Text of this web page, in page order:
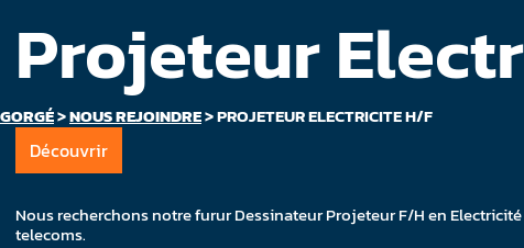
GORGÉ>NOUS REJOINDRE>PROJETEUR ELECTRICITE H/F
Projeteur
Découvrir
Nous recherchons notre furur Dessinateur Projeteur F/H en
telecoms.